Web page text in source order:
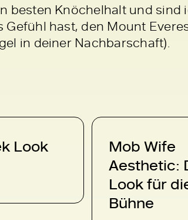
besten Knöchelhalt und sind
hast, den Mount
in deiner Nachbarschaft).
Look
Mob Wife
Aesthetic:
Look für
Bühne